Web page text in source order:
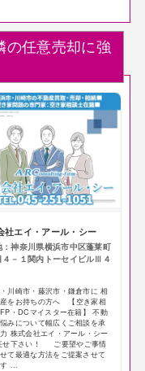
の任意売却に強
社エイ・アール・シー
：神奈川県横浜市中区蓬莱町
４－１関内トーセイビルⅢ４
川崎市・藤沢市・鎌倉市に 相
をお持ちの方へ 【空き家相
・DCマイスター在籍】 不動
みについて幅広くご相談を承
株式会社エイ・アール・シー
せ下さい！ ご要望やご事情
て最適な方法をご提案させて
...